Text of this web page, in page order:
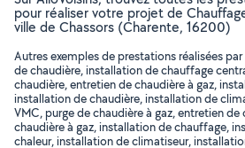
pour réaliser votre projet de
ville de Chassors (Charente, 16200)
Autres exemples de prestations réalisées
de chaudière, installation de chauffage
chaudière, entretien de chaudière à gaz,
installation de chaudière, installation de
VMC, purge de chaudière à gaz, entretien
chaudière à gaz, installation de chauffage,
chaleur, installation de climatiseur,